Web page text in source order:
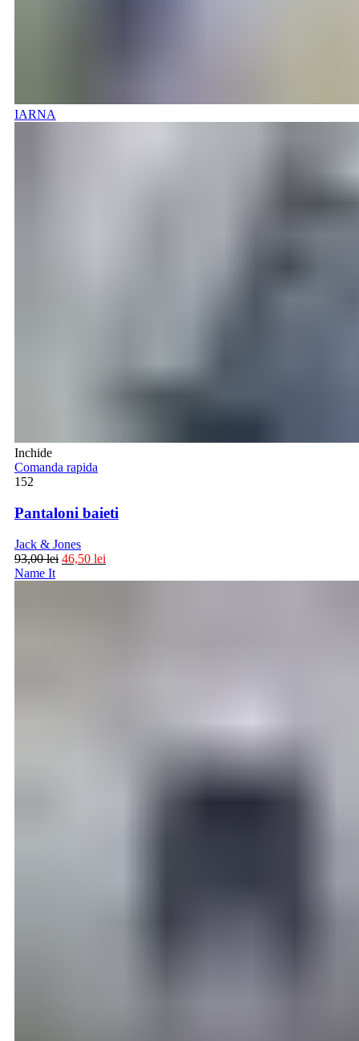
IARNA
Inchide
Comanda rapida
152
Pantaloni baieti
Jack & Jones
93,00lei 46,50 lei
Name It